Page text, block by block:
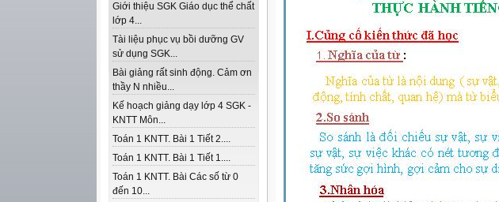
Giới thiệu SGK Giáo dục thể chất
lớp 4...
Tài liệu phục vụ bồi dưỡng GV
sử dụng SGK...
Bài giảng rất sinh động. Cảm ơn
thầy N nhiều...
Kế hoạch giảng dạy lớp 4 SGK -
KNTT Môn...
Toán 1 KNTT. Bài 1 Tiết 2....
Toán 1 KNTT. Bài 1 Tiết 1....
Toán 1 KNTT. Bài Các số từ 0
đến 10...